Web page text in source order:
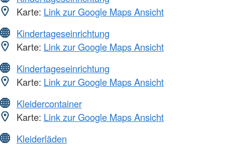
Karte: Link zur Google Maps Ansicht
Kindertageseinrichtung
Karte: Link zur Google Maps Ansicht
Kindertageseinrichtung
Karte: Link zur Google Maps Ansicht
Kleidercontainer
Karte: Link zur Google Maps Ansicht
Kleiderläden